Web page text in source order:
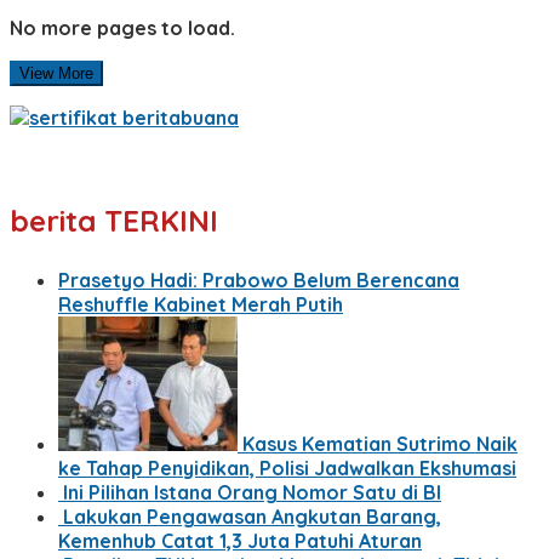
No more pages to load.
View More
berita TERKINI
Prasetyo Hadi: Prabowo Belum Berencana
Reshuffle Kabinet Merah Putih
Kasus Kematian Sutrimo Naik
ke Tahap Penyidikan, Polisi Jadwalkan Ekshumasi
Ini Pilihan Istana Orang Nomor Satu di BI
Lakukan Pengawasan Angkutan Barang,
Kemenhub Catat 1,3 Juta Patuhi Aturan